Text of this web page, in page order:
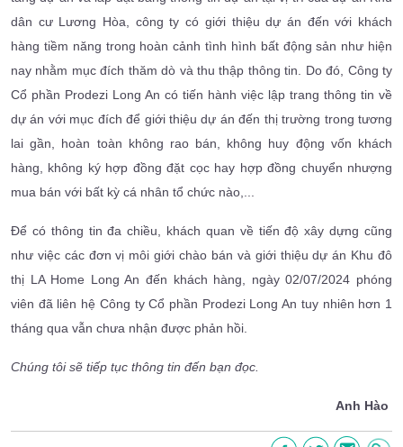
dân cư Lương Hòa, công ty có giới thiệu dự án đến với khách
hàng tiềm năng trong hoàn cảnh tình hình bất động sản như hiện
nay nhằm mục đích thăm dò và thu thập thông tin. Do đó, Công ty
Cổ phần Prodezi Long An có tiến hành việc lập trang thông tin về
dự án với mục đích để giới thiệu dự án đến thị trường trong tương
lai gần, hoàn toàn không rao bán, không huy động vốn khách
hàng, không ký hợp đồng đặt cọc hay hợp đồng chuyển nhượng
mua bán với bất kỳ cá nhân tổ chức nào,...
Để có thông tin đa chiều, khách quan về tiến độ xây dựng cũng
như việc các đơn vị môi giới chào bán và giới thiệu dự án Khu đô
thị LA Home Long An đến khách hàng, ngày 02/07/2024 phóng
viên đã liên hệ Công ty Cổ phần Prodezi Long An tuy nhiên hơn 1
tháng qua vẫn chưa nhận được phản hồi.
Chúng tôi sẽ tiếp tục thông tin đến bạn đọc.
Anh Hào